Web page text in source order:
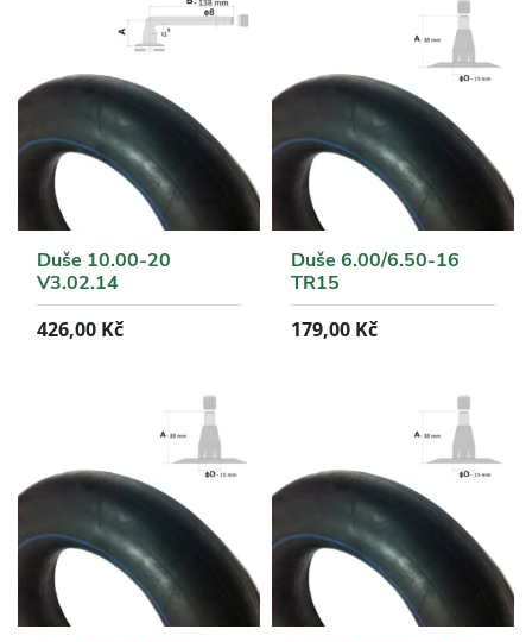
Duše 10.00-20
V3.02.14
426,00 Kč
Duše 6.00/6.50-16
TR15
179,00 Kč